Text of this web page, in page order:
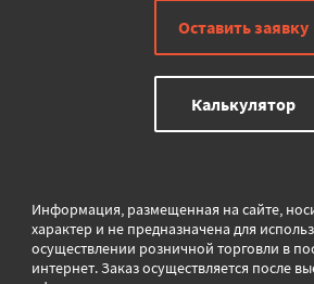
Оставить заявку
Калькулятор
Информация, размещенная на сайте,
характер и не предназначена для
осуществлении розничной торговли в
интернет. Заказ осуществляется после